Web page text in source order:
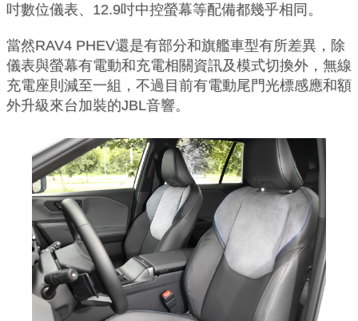
吋數位儀表、12.9吋中控螢幕等配備都幾乎相同。
當然RAV4 PHEV還是有部分和旗艦車型有所差異，除
儀表與螢幕有電動和充電相關資訊及模式切換外，無線
充電座則減至一組，不過目前有電動尾門光標感應和額
外升級來台加裝的JBL音響。